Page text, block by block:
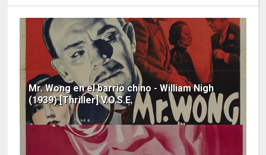
Mr. Wong en el barrio chino - William Nigh
(1939) [Thriller] V.O.S.E.